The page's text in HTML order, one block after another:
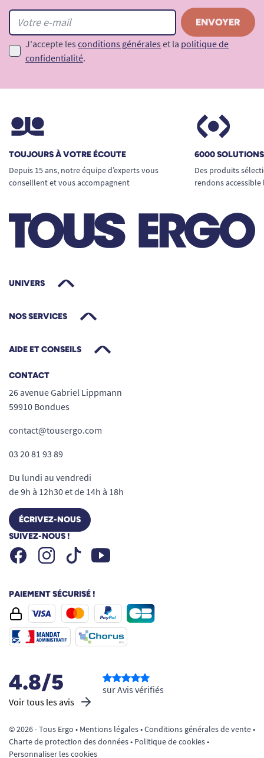
J'accepte les conditions générales et la politique de
confidentialité.
TOUJOURS À VOTRE ÉCOUTE
Depuis 15 ans, notre équipe d’experts vous
conseillent et vous accompagnent
6000
Des produits
rendons
UNIVERS
NOS SERVICES
AIDE ET CONSEILS
CONTACT
26 avenue Gabriel Lippmann
59910 Bondues
contact@tousergo.com
03 20 81 93 89
Du lundi au vendredi
de 9h à 12h30 et de 14h à 18h
ÉCRIVEZ-NOUS
SUIVEZ-NOUS !
FacebookInstagramTiktok Youtube
PAIEMENT SÉCURISÉ !
4.8/5
Voir tous les avis
sur Avis vérifiés
© 2026 - Tous Ergo • Mentions légales•Conditions générales de vente•
Charte de protection des données• Politique de cookies•
Personnaliser les cookies